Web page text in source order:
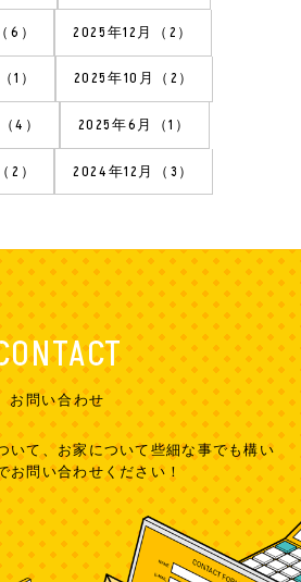
6） 2025年12月（2）
1） 2025年10月（2）
4） 2025年6月（1）
2） 2024年12月（3）
お問い合わせ
いて、お家について些細な事でも構い
お問い合わせください！